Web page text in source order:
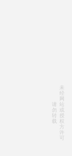
请
勿
转
载
未
经
网
站
或
授
权
方
许
可